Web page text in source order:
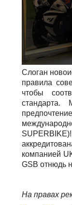
Слоган
правила
чтобы
компанией
GSB отнюдь
На правах